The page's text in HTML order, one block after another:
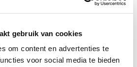
gebruik van cookies
om content en advertenties te
voor social media te bieden
en panden betrokken zijn bij dit nieuws.
een demo aan